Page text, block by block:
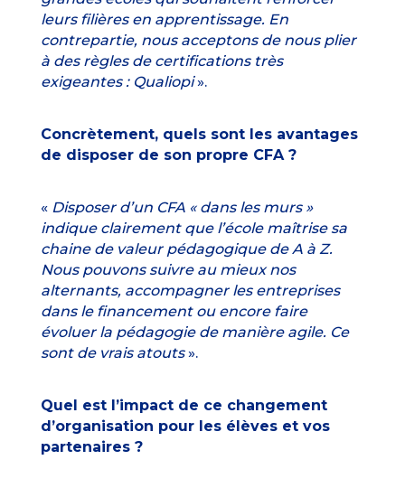
leurs filières en apprentissage. En
contrepartie, nous acceptons de nous plier
à des règles de certifications très
exigeantes : Qualiopi ».
Concrètement, quels sont les avantages
de disposer de son propre CFA ?
« Disposer d’un CFA « dans les murs »
indique clairement que l’école maîtrise sa
chaine de valeur pédagogique de A à Z.
Nous pouvons suivre au mieux nos
alternants, accompagner les entreprises
dans le financement ou encore faire
évoluer la pédagogie de manière agile. Ce
sont de vrais atouts».
Quel est l’impact de ce changement
d’organisation pour les élèves et vos
partenaires ?